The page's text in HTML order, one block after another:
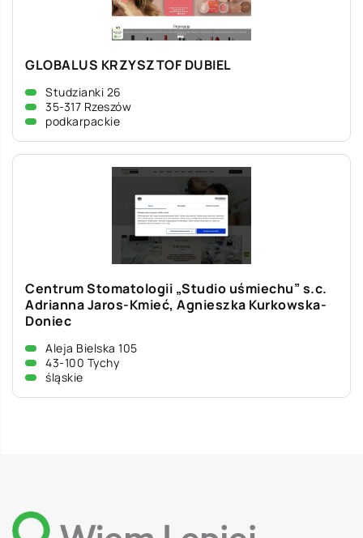
GLOBALUS KRZYSZTOF DUBIEL
Studzianki 26
35-317 Rzeszów
podkarpackie
Centrum Stomatologii „Studio uśmiechu” s.c.
Adrianna Jaros-Kmieć, Agnieszka Kurkowska-
Doniec
Aleja Bielska 105
43-100 Tychy
śląskie